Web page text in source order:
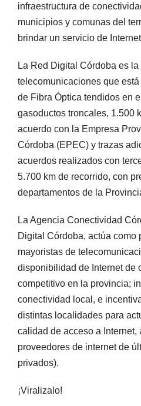
infraestructura de
municipios y comunas del
brindar un servicio de
La Red Digital Córdoba es
telecomunicaciones que
de Fibra Óptica tendidos en
gasoductos troncales, 1.500
acuerdo con la Empresa
Córdoba (EPEC) y trazas
acuerdos realizados con
5.700 km de recorrido, con
departamentos de la
La Agencia Conectividad
Digital Córdoba, actúa como
mayoristas de
disponibilidad de Internet de
competitivo en la provincia;
conectividad local, e
distintas localidades para
calidad de acceso a Internet,
proveedores de internet de
privados).
¡Viralizalo!